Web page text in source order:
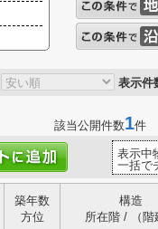
表示件
該当公開件数1件
表示中
一括で
築年数
方位
構造
所在階 / （階